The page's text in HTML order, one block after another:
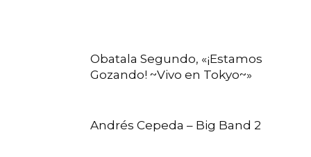
Obatala Segundo, «¡Estamos
Gozando! ~Vivo en Tokyo~»
Andrés Cepeda – Big Band 2